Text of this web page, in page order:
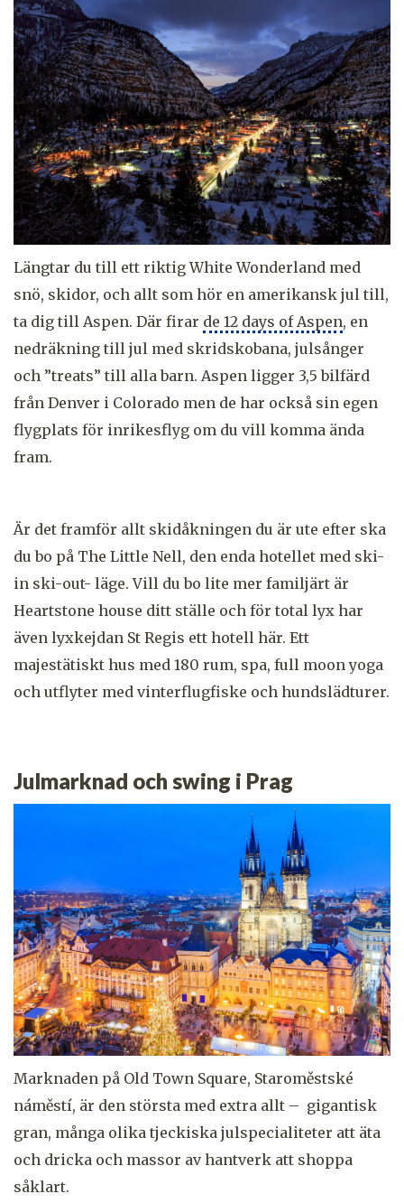
Längtar du till ett riktig White Wonderland med
snö, skidor, och allt som hör en amerikansk jul till,
ta dig till Aspen. Där firar de 12 days of Aspen, en
nedräkning till jul med skridskobana, julsånger
och ”treats” till alla barn. Aspen ligger 3,5 bilfärd
från Denver i Colorado men de har också sin egen
flygplats för inrikesflyg om du vill komma ända
fram.
Är det framför allt skidåkningen du är ute efter ska
du bo på The Little Nell, den enda hotellet med ski-
in ski-out- läge. Vill du bo lite mer familjärt är
Heartstone house ditt ställe och för total lyx har
även lyxkejdan St Regis ett hotell här. Ett
majestätiskt hus med 180 rum, spa, full moon yoga
och utflyter med vinterflugfiske och hundslädturer.
Julmarknad och swing i Prag
Marknaden på Old Town Square, Staroměstské
náměstí, är den största med extra allt – gigantisk
gran, många olika tjeckiska julspecialiteter att äta
och dricka och massor av hantverk att shoppa
såklart.